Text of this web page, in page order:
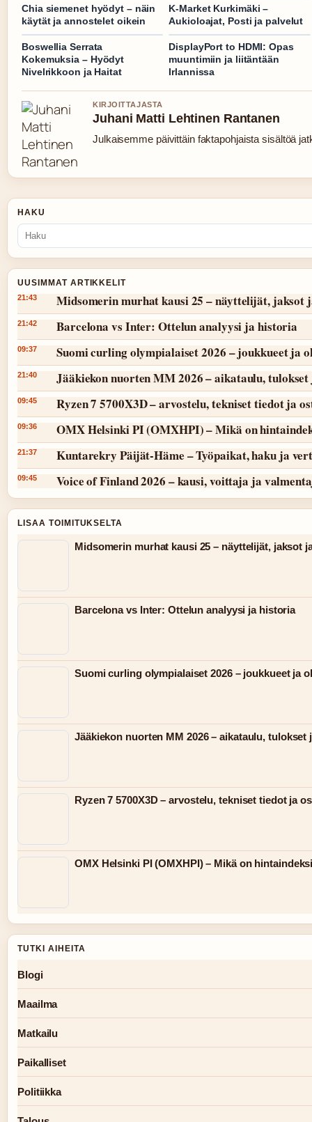
Chia siemenet hyödyt – näin
käytät ja annostelet oikein
K-Market Kurkimäki –
Aukioloajat, Posti ja palvelut
Boswellia Serrata
Kokemuksia – Hyödyt
Nivelrikkoon ja Haitat
DisplayPort to HDMI: Opas
muuntimiin ja liitäntään
Irlannissa
KIRJOITTAJASTA
Juhani Matti Lehtinen Rantanen
Julkaisemme päivittäin faktapohjaista sisältöä
HAKU
UUSIMMAT ARTIKKELIT
21:43 Midsomerin murhat kausi 25 – näyttelijät, jaksot
21:42 Barcelona vs Inter: Ottelun analyysi ja historia
09:37 Suomi curling olympialaiset 2026 – joukkueet ja
21:40 Jääkiekon nuorten MM 2026 – aikataulu,
09:45 Ryzen 7 5700X3D – arvostelu, tekniset tiedot ja
09:36 OMX Helsinki PI (OMXHPI) – Mikä on
21:37 Kuntarekry Päijät-Häme – Työpaikat, haku ja
09:45 Voice of Finland 2026 – kausi, voittaja ja
LISAA TOIMITUKSELTA
Midsomerin murhat kausi 25 – näyttelijät, jaksot
Barcelona vs Inter: Ottelun analyysi ja historia
Suomi curling olympialaiset 2026 – joukkueet ja
Jääkiekon nuorten MM 2026 – aikataulu, tulokset
Ryzen 7 5700X3D – arvostelu, tekniset tiedot ja
OMX Helsinki PI (OMXHPI) – Mikä on
TUTKI AIHEITA
Blogi
Maailma
Matkailu
Paikalliset
Politiikka